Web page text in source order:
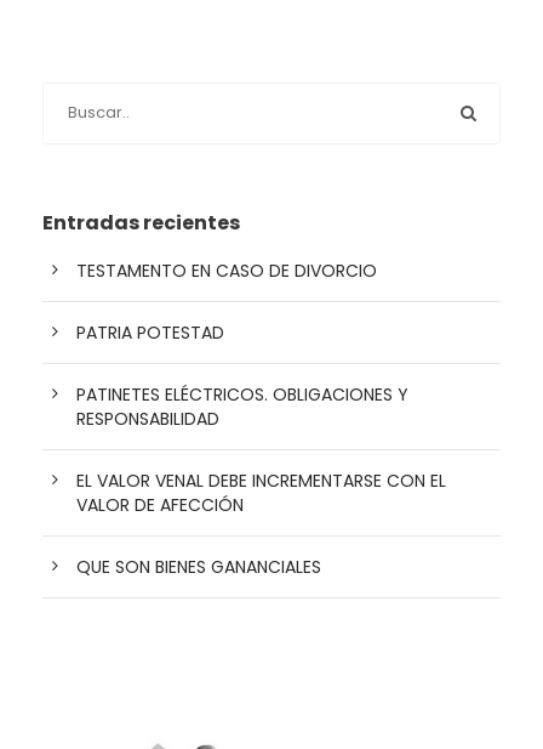
Entradas recientes
TESTAMENTO EN CASO DE DIVORCIO
PATRIA POTESTAD
PATINETES ELÉCTRICOS. OBLIGACIONES Y
RESPONSABILIDAD
EL VALOR VENAL DEBE INCREMENTARSE CON EL
VALOR DE AFECCIÓN
QUE SON BIENES GANANCIALES